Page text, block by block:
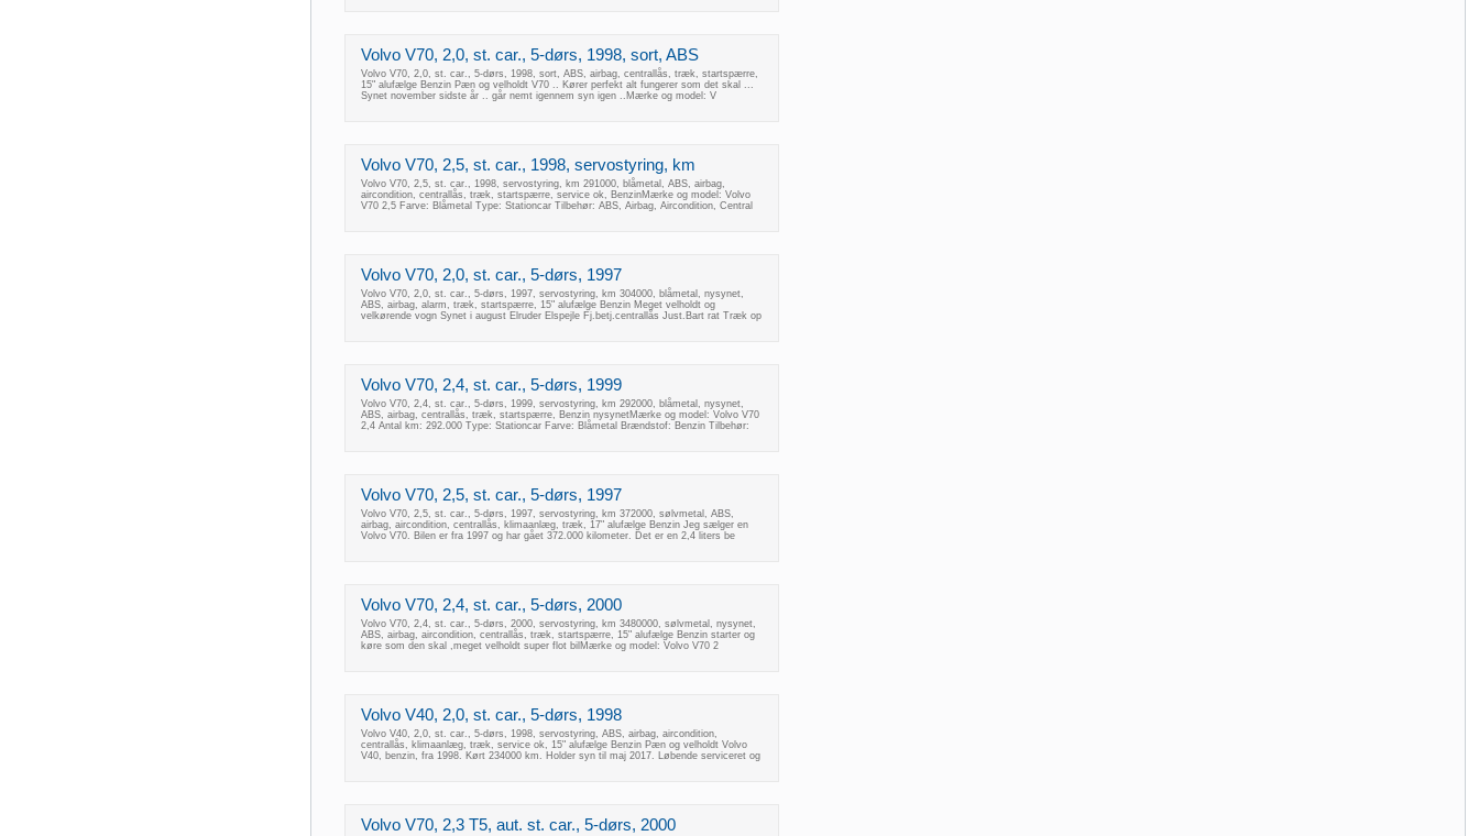
Volvo V70, 2,0, st. car., 5-dørs, 1998, sort, ABS
Volvo V70, 2,0, st. car., 5-dørs, 1998, sort, ABS, airbag, centrallås, træk, startspærre,
15" alufælge Benzin Pæn og velholdt V70 .. Kører perfekt alt fungerer som det skal ...
Synet november sidste år .. går nemt igennem syn igen ..Mærke og model: V
Volvo V70, 2,5, st. car., 1998, servostyring, km
Volvo V70, 2,5, st. car., 1998, servostyring, km 291000, blåmetal, ABS, airbag,
aircondition, centrallås, træk, startspærre, service ok, BenzinMærke og model: Volvo
V70 2,5 Farve: Blåmetal Type: Stationcar Tilbehør: ABS, Airbag, Aircondition, Central
Volvo V70, 2,0, st. car., 5-dørs, 1997
Volvo V70, 2,0, st. car., 5-dørs, 1997, servostyring, km 304000, blåmetal, nysynet,
ABS, airbag, alarm, træk, startspærre, 15" alufælge Benzin Meget velholdt og
velkørende vogn Synet i august Elruder Elspejle Fj.betj.centrallås Just.Bart rat Træk op
Volvo V70, 2,4, st. car., 5-dørs, 1999
Volvo V70, 2,4, st. car., 5-dørs, 1999, servostyring, km 292000, blåmetal, nysynet,
ABS, airbag, centrallås, træk, startspærre, Benzin nysynetMærke og model: Volvo V70
2,4 Antal km: 292.000 Type: Stationcar Farve: Blåmetal Brændstof: Benzin Tilbehør:
Volvo V70, 2,5, st. car., 5-dørs, 1997
Volvo V70, 2,5, st. car., 5-dørs, 1997, servostyring, km 372000, sølvmetal, ABS,
airbag, aircondition, centrallås, klimaanlæg, træk, 17" alufælge Benzin Jeg sælger en
Volvo V70. Bilen er fra 1997 og har gået 372.000 kilometer. Det er en 2,4 liters be
Volvo V70, 2,4, st. car., 5-dørs, 2000
Volvo V70, 2,4, st. car., 5-dørs, 2000, servostyring, km 3480000, sølvmetal, nysynet,
ABS, airbag, aircondition, centrallås, træk, startspærre, 15" alufælge Benzin starter og
køre som den skal ,meget velholdt super flot bilMærke og model: Volvo V70 2
Volvo V40, 2,0, st. car., 5-dørs, 1998
Volvo V40, 2,0, st. car., 5-dørs, 1998, servostyring, ABS, airbag, aircondition,
centrallås, klimaanlæg, træk, service ok, 15" alufælge Benzin Pæn og velholdt Volvo
V40, benzin, fra 1998. Kørt 234000 km. Holder syn til maj 2017. Løbende serviceret og
Volvo V70, 2,3 T5, aut. st. car., 5-dørs, 2000